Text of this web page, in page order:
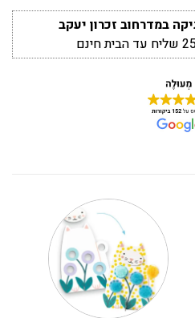
במדרחוב זכרון יעקב